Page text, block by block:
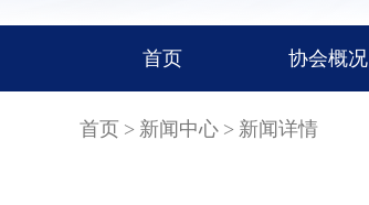
首页 协会概况
首页 > 新闻中心 > 新闻详情